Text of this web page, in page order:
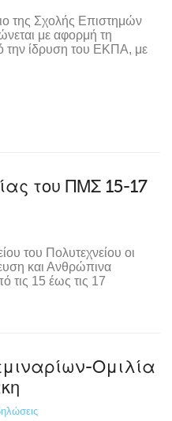
της Σχολής Επιστημών
με αφορμή τη
ίδρυση του ΕΚΠΑ, με
του ΠΜΣ 15-17
του Πολυτεχνείου οι
και Ανθρώπινα
τις 15 έως τις 17
Ομιλία